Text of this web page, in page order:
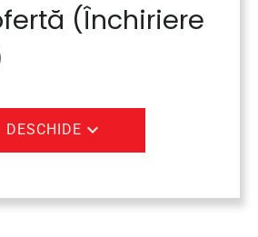
(Închiriere
DESCHIDE expand_more